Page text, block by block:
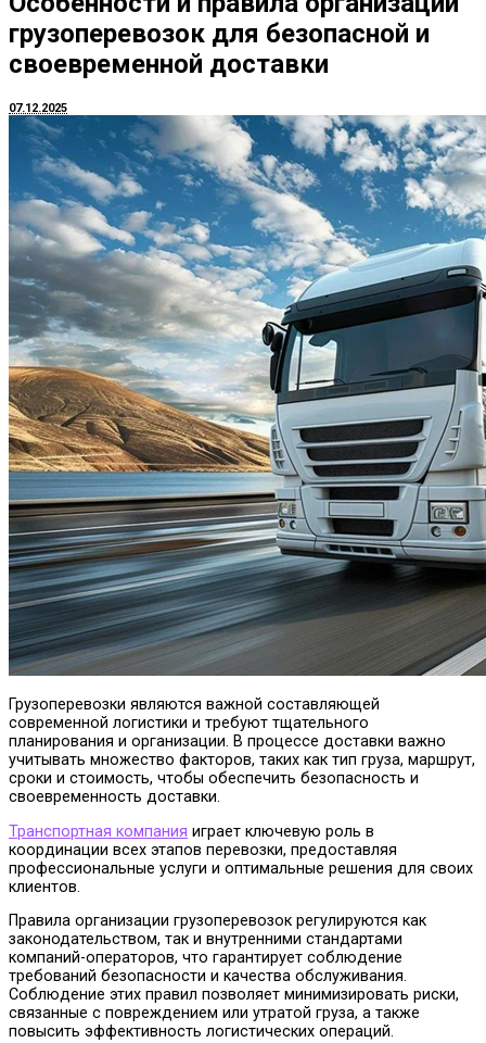
грузоперевозок для безопасной и
своевременной доставки
07.12.2025
Грузоперевозки являются важной составляющей
современной логистики и требуют тщательного
планирования и организации. В процессе доставки важно
учитывать множество факторов, таких как тип груза, маршрут,
сроки и стоимость, чтобы обеспечить безопасность и
своевременность доставки.
Транспортная компания играет ключевую роль в
координации всех этапов перевозки, предоставляя
профессиональные услуги и оптимальные решения для своих
клиентов.
Правила организации грузоперевозок регулируются как
законодательством, так и внутренними стандартами
компаний-операторов, что гарантирует соблюдение
требований безопасности и качества обслуживания.
Соблюдение этих правил позволяет минимизировать риски,
связанные с повреждением или утратой груза, а также
повысить эффективность логистических операций.